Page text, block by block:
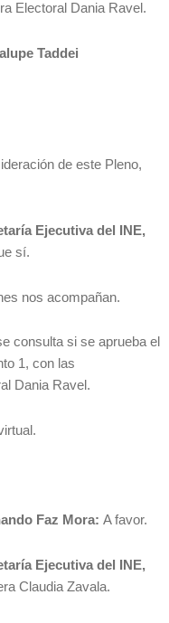
Electoral Dania Ravel.
Taddei
de este Pleno,
Ejecutiva del INE,
sí.
nos acompañan.
consulta si se aprueba el
1, con las
Dania Ravel.
Faz Mora: A favor.
Ejecutiva del INE,
Claudia Zavala.